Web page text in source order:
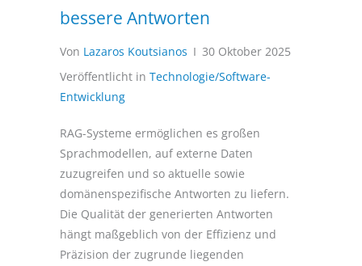
bessere Antworten
Von Lazaros Koutsianos I 30 Oktober 2025
Veröffentlicht in Technologie/Software-
Entwicklung
RAG-Systeme ermöglichen es großen
Sprachmodellen, auf externe Daten
zuzugreifen und so aktuelle sowie
domänenspezifische Antworten zu liefern.
Die Qualität der generierten Antworten
hängt maßgeblich von der Effizienz und
Präzision der zugrunde liegenden